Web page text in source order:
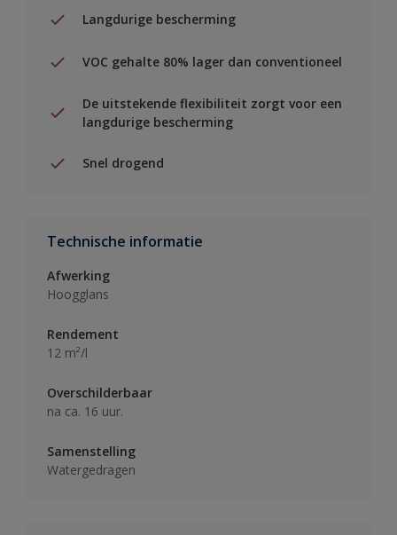
Langdurige bescherming
VOC gehalte 80% lager dan conventioneel
De uitstekende flexibiliteit zorgt voor een
langdurige bescherming
Snel drogend
Technische informatie
Afwerking
Hoogglans
Rendement
12 m²/l
Overschilderbaar
na ca. 16 uur.
Samenstelling
Watergedragen